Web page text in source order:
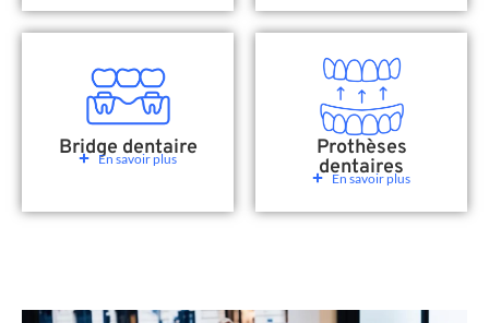
Bridge dentaire
En savoir plus Prothèses
dentaires
En savoir plus